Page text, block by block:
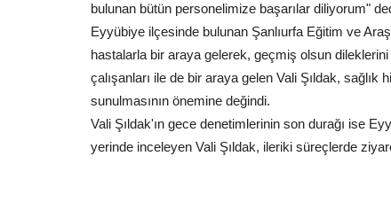
bulunan bütün personelimize başarılar diliyorum"
Eyyübiye ilçesinde bulunan Şanlıurfa Eğitim ve
hastalarla bir araya gelerek, geçmiş olsun
çalışanları ile de bir araya gelen Vali Şıldak,
sunulmasının önemine değindi.
Vali Şıldak'ın gece denetimlerinin son durağı ise
yerinde inceleyen Vali Şıldak, ileriki süreçlerde
Magazin